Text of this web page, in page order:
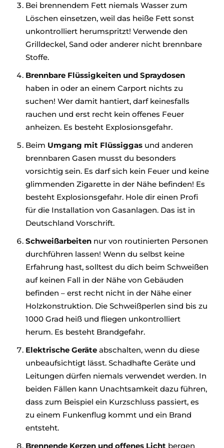
Bei brennendem Fett niemals Wasser zum
Löschen einsetzen, weil das heiße Fett sonst
unkontrolliert herumspritzt! Verwende den
Grilldeckel, Sand oder anderer nicht brennbare
Stoffe.
Brennbare Flüssigkeiten und Spraydosen
haben in oder an einem Carport nichts zu
suchen! Wer damit hantiert, darf keinesfalls
rauchen und erst recht kein offenes Feuer
anheizen. Es besteht Explosionsgefahr.
Beim Umgang mit Flüssiggas und anderen
brennbaren Gasen musst du besonders
vorsichtig sein. Es darf sich kein Feuer und keine
glimmenden Zigarette in der Nähe befinden! Es
besteht Explosionsgefahr. Hole dir einen Profi
für die Installation von Gasanlagen. Das ist in
Deutschland Vorschrift.
Schweißarbeiten nur von routinierten Personen
durchführen lassen! Wenn du selbst keine
Erfahrung hast, solltest du dich beim Schweißen
auf keinen Fall in der Nähe von Gebäuden
befinden – erst recht nicht in der Nähe einer
Holzkonstruktion. Die Schweißperlen sind bis zu
1000 Grad heiß und fliegen unkontrolliert
herum. Es besteht Brandgefahr.
Elektrische Geräte abschalten, wenn du diese
unbeaufsichtigt lässt. Schadhafte Geräte und
Leitungen dürfen niemals verwendet werden. In
beiden Fällen kann Unachtsamkeit dazu führen,
dass zum Beispiel ein Kurzschluss passiert, es
zu einem Funkenflug kommt und ein Brand
entsteht.
Brennende Kerzen und offenes Licht bergen